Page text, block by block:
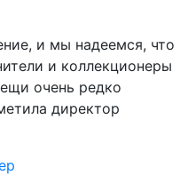
и мы надеемся, что
и коллекционеры
очень редко
директор